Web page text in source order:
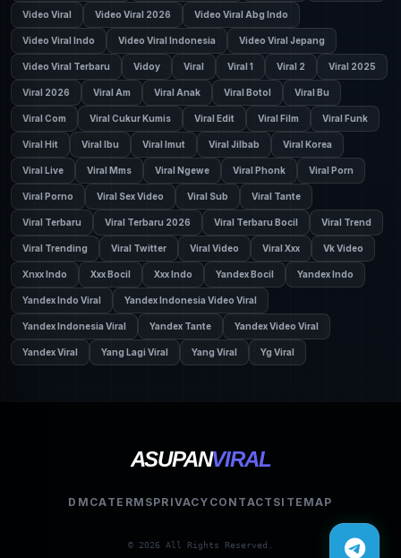
Video Viral Video Viral 2026 Video Viral Abg Indo
Video Viral Indo Video Viral Indonesia Video Viral Jepang
Video Viral Terbaru Vidoy Viral Viral 1 Viral 2 Viral 2025
Viral 2026 Viral Am Viral Anak Viral Botol Viral Bu
Viral Com Viral Cukur Kumis Viral Edit Viral Film Viral Funk
Viral Hit Viral Ibu Viral Imut Viral Jilbab Viral Korea
Viral Live Viral Mms Viral Ngewe Viral Phonk Viral Porn
Viral Porno Viral Sex Video Viral Sub Viral Tante
Viral Terbaru Viral Terbaru 2026 Viral Terbaru Bocil Viral Trend
Viral Trending Viral Twitter Viral Video Viral Xxx Vk Video
Xnxx Indo Xxx Bocil Xxx Indo Yandex Bocil Yandex Indo
Yandex Indo Viral Yandex Indonesia Video Viral
Yandex Indonesia Viral Yandex Tante Yandex Video Viral
Yandex Viral Yang Lagi Viral Yang Viral Yg Viral
ASUPANVIRAL
DMCATERMSPRIVACY CONTACT SITEMAP
© 2026 All Rights Reserved.